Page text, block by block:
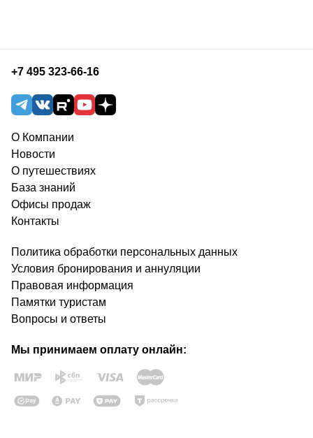
+7 495 323-66-16
О Компании
Новости
О путешествиях
База знаний
Офисы продаж
Контакты
Политика обработки персональных данных
Условия бронирования и аннуляции
Правовая информация
Памятки туристам
Вопросы и ответы
Мы принимаем оплату онлайн: